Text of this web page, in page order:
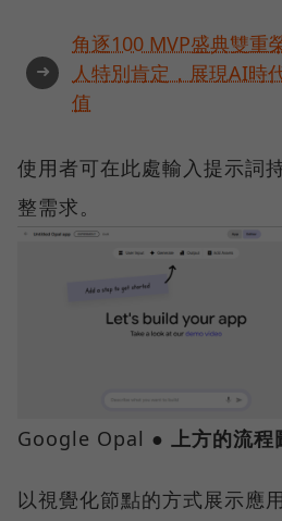
➜
角逐100 MVP盛典雙重
人特別肯定，展現AI時
值
使用者可在此處輸入提示詞
整需求。
Google Opal ● 上方的流程
以視覺化節點的方式展示應